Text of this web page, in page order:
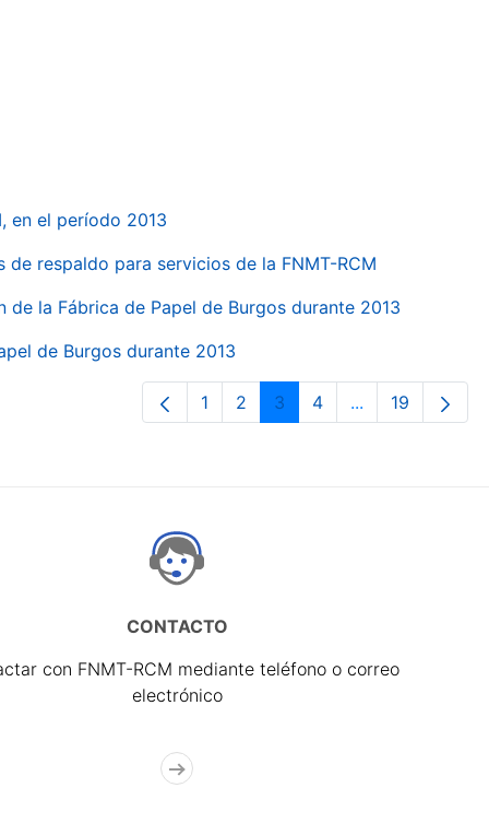
en el período 2013
respaldo para servicios de la FNMT-RCM
la Fábrica de Papel de Burgos durante 2013
de Burgos durante 2013
Página
1 Página
2 Página
3 Página
4 ...PáginasPágina
19
CONTACTO
con FNMT-RCM mediante teléfono o correo
electrónico